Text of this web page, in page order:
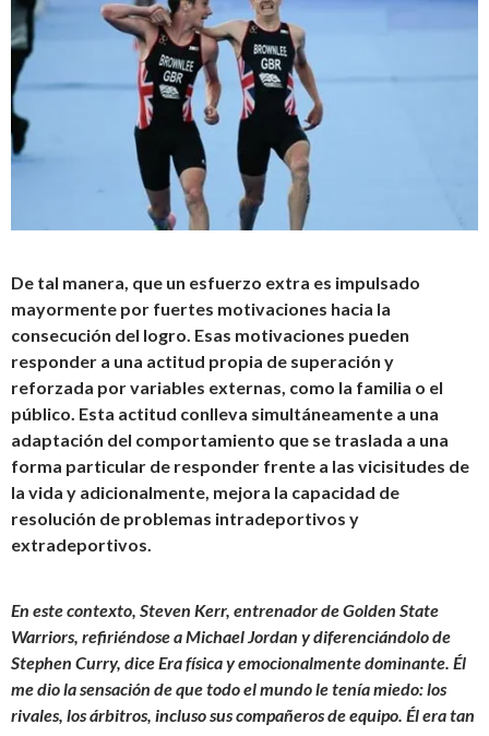
De tal manera, que un esfuerzo extra es impulsado
mayormente por fuertes motivaciones hacia la
consecución del logro. Esas motivaciones pueden
responder a una actitud propia de superación y
reforzada por variables externas, como la familia o el
público. Esta actitud conlleva simultáneamente a una
adaptación del comportamiento que se traslada a una
forma particular de responder frente a las vicisitudes de
la vida y adicionalmente, mejora la capacidad de
resolución de problemas intradeportivos y
extradeportivos.
En este contexto, Steven Kerr, entrenador de Golden State
Warriors, refiriéndose a Michael Jordan y diferenciándolo de
Stephen Curry, diceEra física y emocionalmente dominante. Él
me dio la sensación de que todo el mundo le tenía miedo: los
rivales, los árbitros, incluso sus compañeros de equipo. Él era tan